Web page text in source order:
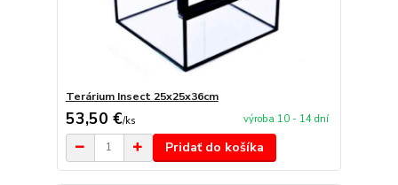
Terárium Insect 25x25x36cm
53,50 €/ks výroba 10 - 14 dní
Pridať do košíka